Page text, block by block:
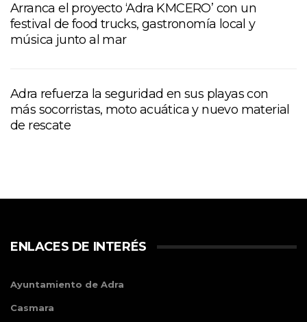
Arranca el proyecto ‘Adra KMCERO’ con un
festival de food trucks, gastronomía local y
música junto al mar
Adra refuerza la seguridad en sus playas con
más socorristas, moto acuática y nuevo material
de rescate
ENLACES DE INTERÉS
Ayuntamiento de Adra
Casmara